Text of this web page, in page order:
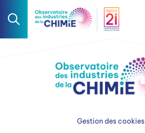
Gestion des cookies